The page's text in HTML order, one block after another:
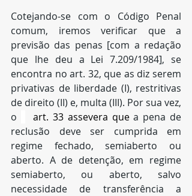
Cotejando-se com o Código Penal
comum, iremos verificar que a
previsão das penas [com a redação
que lhe deu a Lei 7.209/1984], se
encontra no art. 32, que as diz serem
privativas de liberdade (I), restritivas
de direito (II) e, multa (III). Por sua vez,
o
art. 33 assevera que a pena de
reclusão deve ser cumprida em
regime fechado, semiaberto ou
aberto. A de detenção, em regime
semiaberto, ou aberto, salvo
necessidade de transferência a